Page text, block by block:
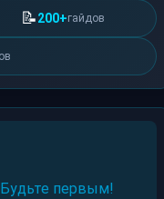
📝200+гайдов
первым!